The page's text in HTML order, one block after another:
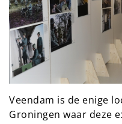
Veendam is de enige
Groningen waar deze